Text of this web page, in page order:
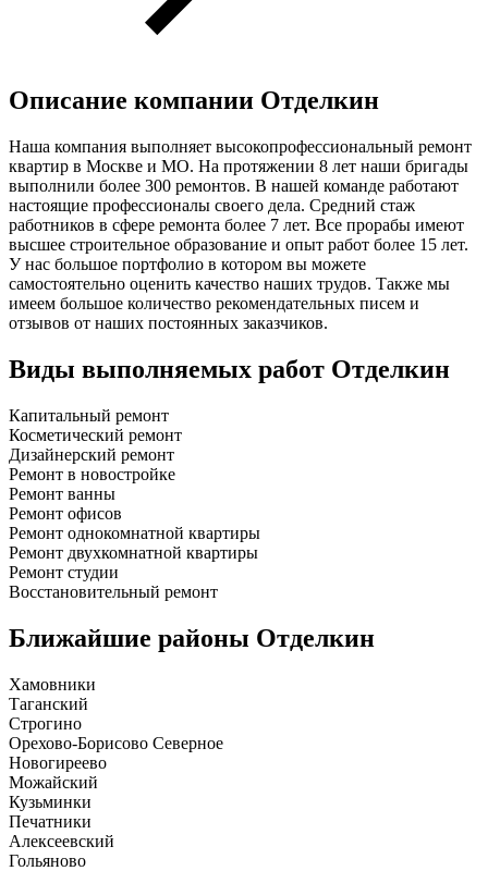
Описание компании Отделкин
Наша компания выполняет высокопрофессиональный ремонт
квартир в Москве и МО. На протяжении 8 лет наши бригады
выполнили более 300 ремонтов. В нашей команде работают
настоящие профессионалы своего дела. Средний стаж
работников в сфере ремонта более 7 лет. Все прорабы имеют
высшее строительное образование и опыт работ более 15 лет.
У нас большое портфолио в котором вы можете
самостоятельно оценить качество наших трудов. Также мы
имеем большое количество рекомендательных писем и
отзывов от наших постоянных заказчиков.
Виды выполняемых работ Отделкин
Капитальный ремонт
Косметический ремонт
Дизайнерский ремонт
Ремонт в новостройке
Ремонт ванны
Ремонт офисов
Ремонт однокомнатной квартиры
Ремонт двухкомнатной квартиры
Ремонт студии
Восстановительный ремонт
Ближайшие районы Отделкин
Хамовники
Таганский
Строгино
Орехово-Борисово Северное
Новогиреево
Можайский
Кузьминки
Печатники
Алексеевский
Гольяново